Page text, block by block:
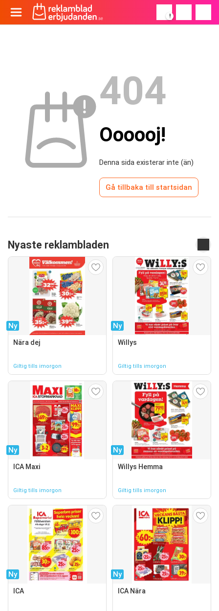
!
404
Oooooj!
Denna sida existerar inte (än)
Gå tillbaka till startsidan
Nyaste reklambladen
Ny
Nära dej
Giltig tills imorgon
Ny
Willys
Giltig tills imorgon
Ny
ICA Maxi
Giltig tills imorgon
Ny
Willys Hemma
Giltig tills imorgon
Ny
ICA
Ny
ICA Nära